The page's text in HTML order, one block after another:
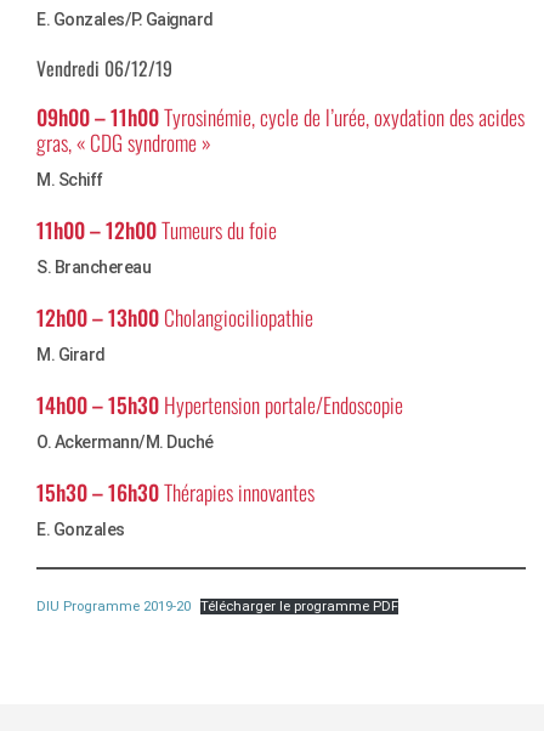
E. Gonzales/P. Gaignard
Vendredi 06/12/19
09h00 – 11h00Tyrosinémie, cycle de l’urée, oxydation des acides
gras, « CDG syndrome »
M. Schiff
11h00 – 12h00Tumeurs du foie
S. Branchereau
12h00 – 13h00Cholangiociliopathie
M. Girard
14h00 – 15h30Hypertension portale/Endoscopie
O. Ackermann/M. Duché
15h30 – 16h30Thérapies innovantes
E. Gonzales
DIU Programme 2019-20 Télécharger le programme PDF